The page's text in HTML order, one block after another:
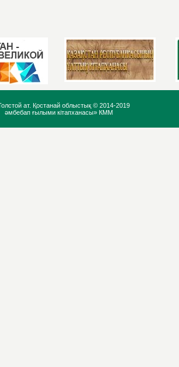
ат. Қостанай облыстық © 2014-2019
әмбебап ғылыми кітапханасы» КММ